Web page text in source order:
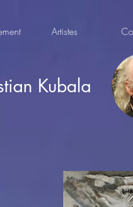
Artistes
Kubala